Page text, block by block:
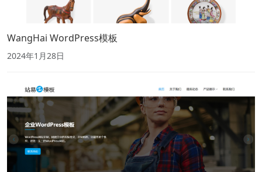
WangHai WordPress模板
2024年1月28日